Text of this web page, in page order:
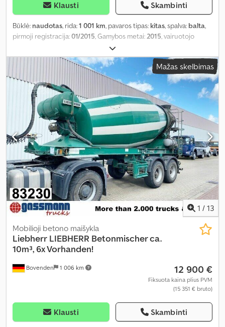
Klausti Skambinti
Būklė: naudotas, rida:1 001 km, pavaros tipas: kitas, spalva: balta,
pirmoji registracija:01/2015, Gamybos metai:2015, vairuotojo
Mažas skelbimas
1 / 13
Bovenden 1 006 km
Mobilioji betono maišykla
Liebherr LIEBHERR Betonmischer ca.
10m³, 6x Vorhanden!
12 900 €
Fiksuota kaina plius PVM
(15 351 € bruto)
Klausti Skambinti